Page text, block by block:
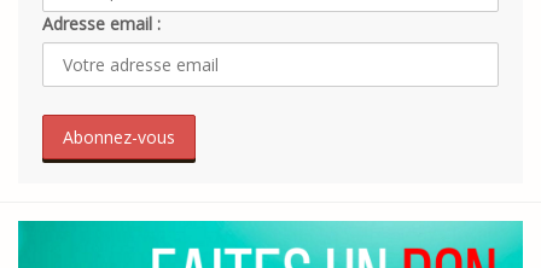
Adresse email :